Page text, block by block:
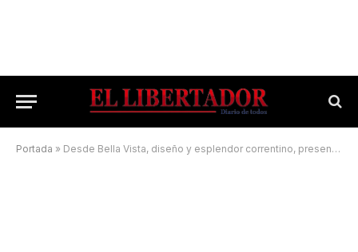
Portada » Desde Bella Vista, diseño y esplendor correntino, presentes en Stravaganza